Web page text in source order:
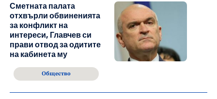
Сметната палата
отхвърли обвиненията
за конфликт на
интереси, Главчев си
прави отвод за одитите
на кабинета му
Общество